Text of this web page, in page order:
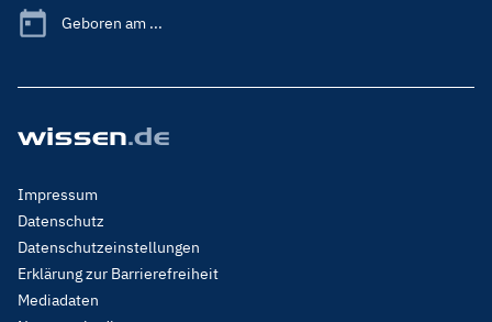
Geboren am ...
Footer
Menu
Legal
Impressum
Datenschutz
Datenschutzeinstellungen
Erklärung zur Barrierefreiheit
Mediadaten